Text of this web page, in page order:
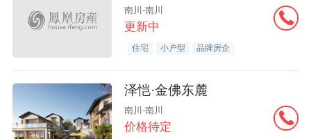
南川-南川
更新中
住宅 小户型 品牌房企
泽恺·金佛东麓
南川-南川
价格待定